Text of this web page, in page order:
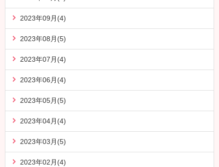
2023年09月(4)
2023年08月(5)
2023年07月(4)
2023年06月(4)
2023年05月(5)
2023年04月(4)
2023年03月(5)
2023年02月(4)